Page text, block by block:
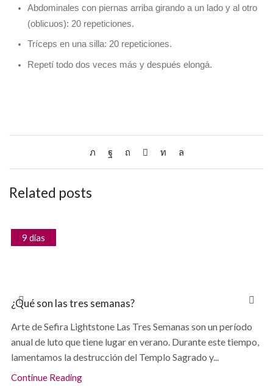
Abdominales con piernas arriba girando a un lado y al otro
(oblicuos): 20 repeticiones.
Tríceps en una silla: 20 repeticiones.
Repetí todo dos veces más y después elongá.
Related posts
9 días
¿Qué son las tres semanas?
Arte de Sefira Lightstone Las Tres Semanas son un período
anual de luto que tiene lugar en verano. Durante este tiempo,
lamentamos la destrucción del Templo Sagrado y...
Continue Reading